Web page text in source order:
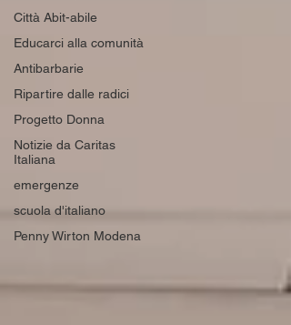
Città Abit-abile
Educarci alla comunità
Antibarbarie
Ripartire dalle radici
Progetto Donna
Notizie da Caritas
Italiana
emergenze
scuola d'italiano
Penny Wirton Modena